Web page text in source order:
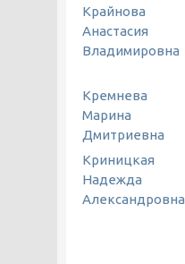
Крайнова
Анастасия
Владимировна
Кремнева
Марина
Дмитриевна
Криницкая
Надежда
Александровна